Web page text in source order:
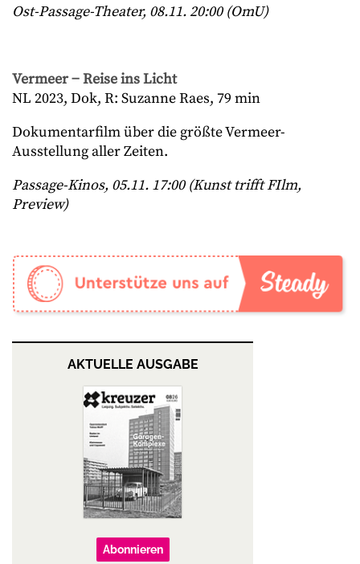
Ost-Passage-Theater, 08.11. 20:00 (OmU)
Vermeer − Reise ins Licht
NL 2023, Dok, R: Suzanne Raes, 79 min
Dokumentarfilm über die größte Vermeer-
Ausstellung aller Zeiten.
Passage-Kinos, 05.11. 17:00 (Kunst trifft FIlm,
Preview)
AKTUELLE AUSGABE
Abonnieren